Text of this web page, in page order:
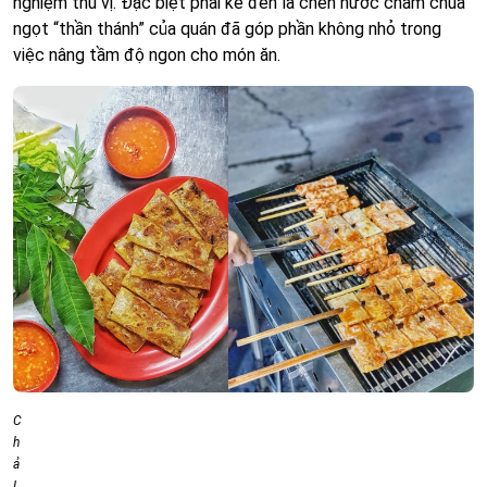
ngọt “thần thánh” của quán đã góp phần không nhỏ trong
việc nâng tầm độ ngon cho món ăn.
C
h
ả